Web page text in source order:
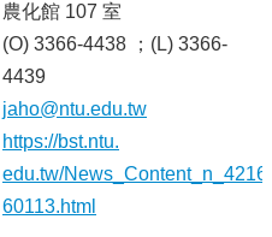
農化館 107 室
(O) 3366-4438 ；(L) 3366-
4439
jaho@ntu.edu.tw
https://bst.ntu.
edu.tw/
60113.html